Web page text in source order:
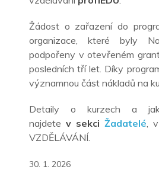
Žádost o zařazení do
organizace, které byly
podpořeny v otevřeném
posledních tří let. Díky
významnou část nákladů na
Detaily o kurzech a
najdete v sekci Žadatelé ,
VZDĚLÁVÁNÍ.
30. 1. 2026